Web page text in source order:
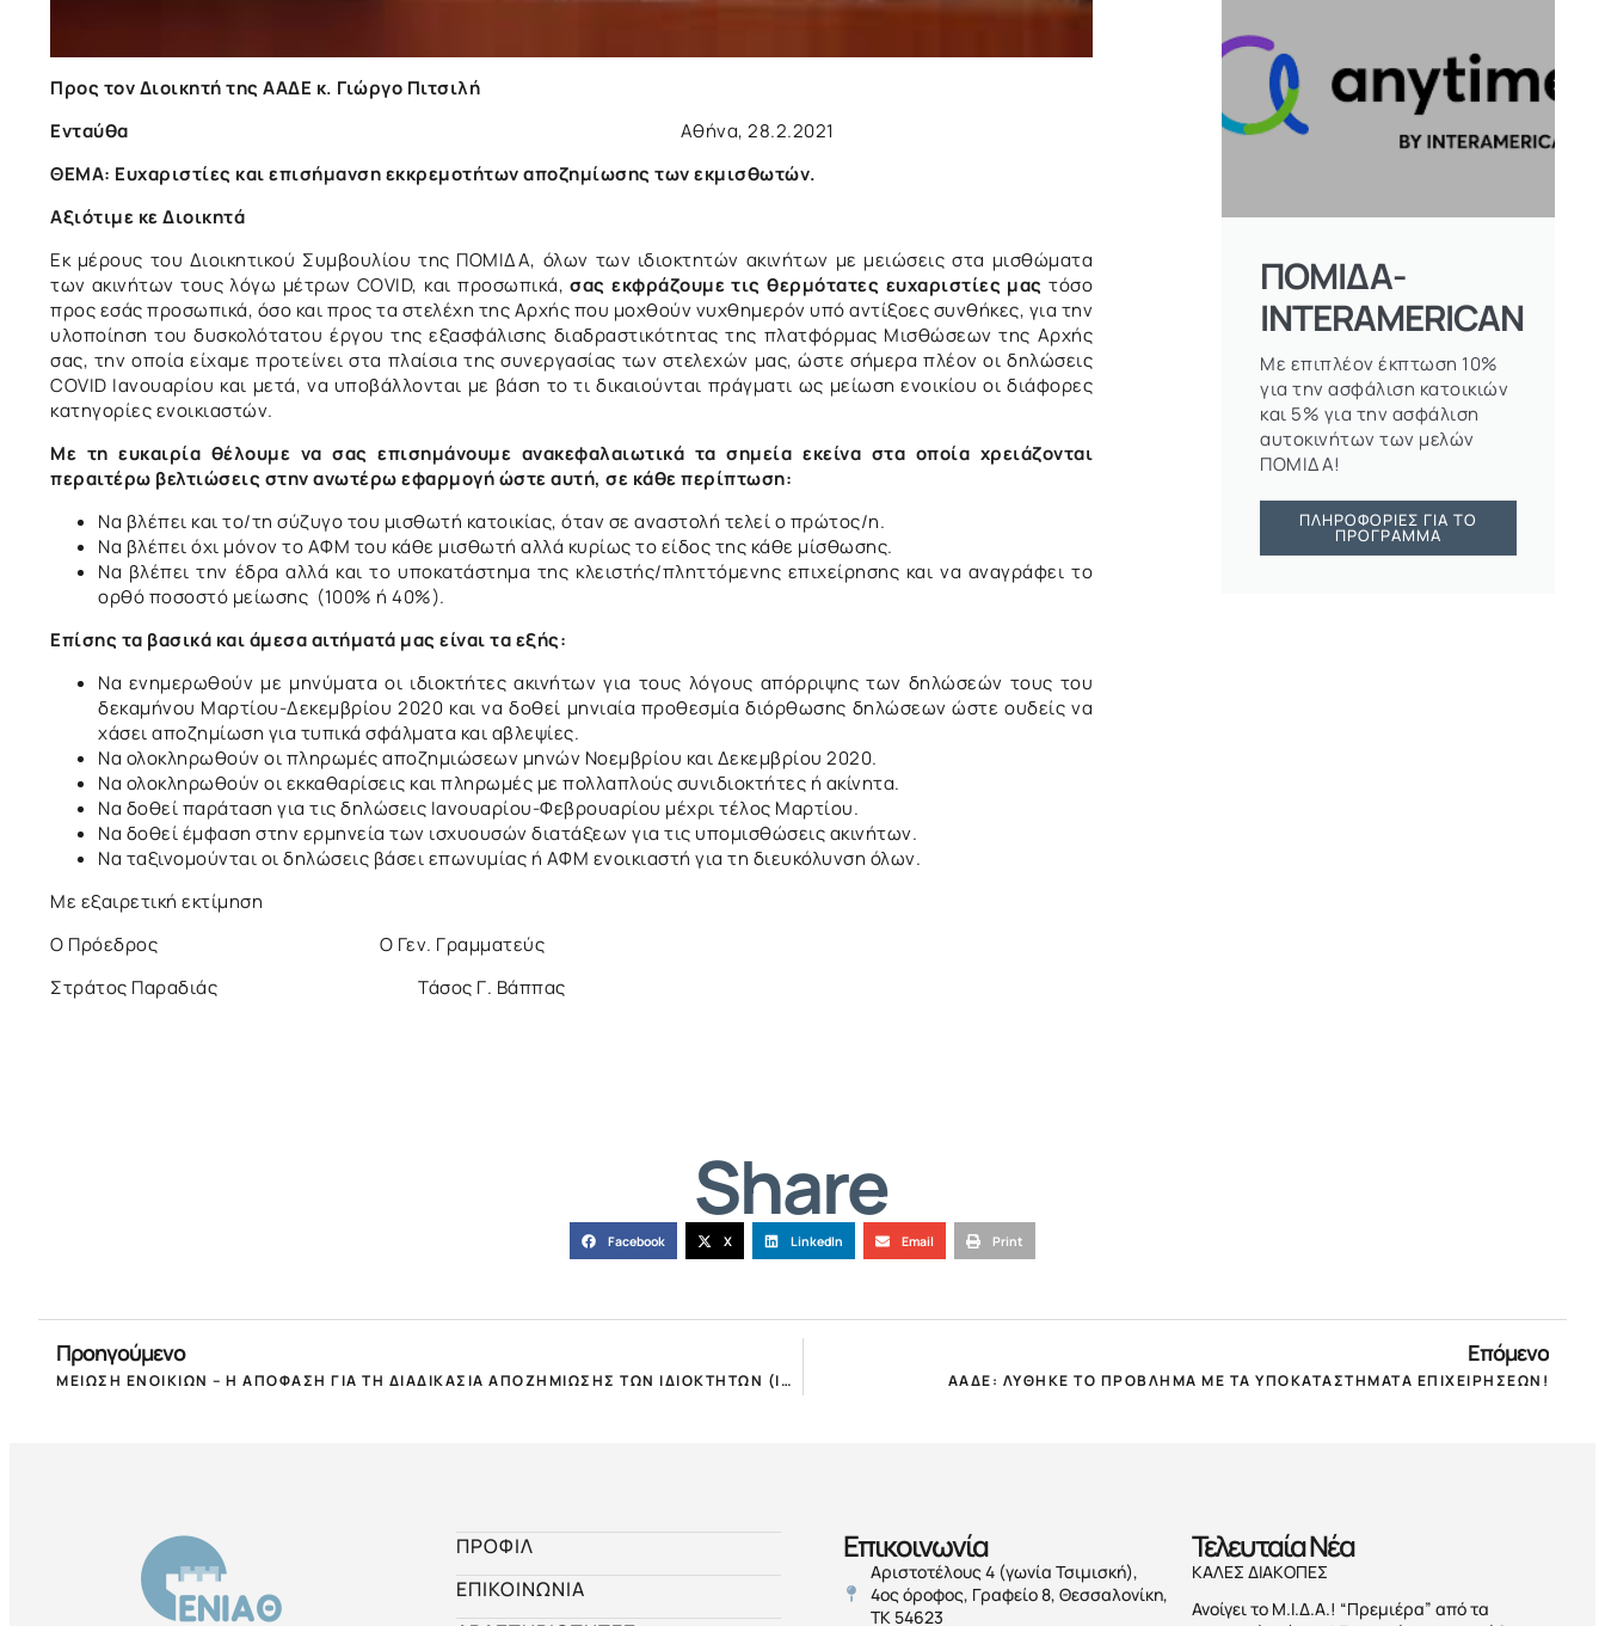
Προς τον Διοικητή της ΑΑΔΕ κ. Γιώργο Πιτσιλή
Ενταύθα Αθήνα, 28.2.2021
ΘΕΜΑ: Ευχαριστίες και επισήμανση εκκρεμοτήτων αποζημίωσης των εκμισθωτών.
Αξιότιμε κε Διοικητά
Εκ μέρους του Διοικητικού Συμβουλίου της ΠΟΜΙΔΑ, όλων των ιδιοκτητών ακινήτων με μειώσεις στα μισθώματα
των ακινήτων τους λόγω μέτρων COVID, και προσωπικά,σας εκφράζουμε τις θερμότατες ευχαριστίες μας τόσο
προς εσάς προσωπικά, όσο και προς τα στελέχη της Αρχής που μοχθούν νυχθημερόν υπό αντίξοες συνθήκες, για την
υλοποίηση του δυσκολότατου έργου της εξασφάλισης διαδραστικότητας της πλατφόρμας Μισθώσεων της Αρχής
σας, την οποία είχαμε προτείνει στα πλαίσια της συνεργασίας των στελεχών μας, ώστε σήμερα πλέον οι δηλώσεις
COVID Ιανουαρίου και μετά, να υποβάλλονται με βάση το τι δικαιούνται πράγματι ως μείωση ενοικίου οι διάφορες
κατηγορίες ενοικιαστών.
Με τη ευκαιρία θέλουμε να σας επισημάνουμε ανακεφαλαιωτικά τα σημεία εκείνα στα οποία χρειάζονται
περαιτέρω βελτιώσεις στην ανωτέρω εφαρμογή ώστε αυτή, σε κάθε περίπτωση:
Να βλέπει και το/τη σύζυγο του μισθωτή κατοικίας, όταν σε αναστολή τελεί ο πρώτος/η.
Να βλέπει όχι μόνον το ΑΦΜ του κάθε μισθωτή αλλά κυρίως το είδος της κάθε μίσθωσης.
Να βλέπει την έδρα αλλά και το υποκατάστημα της κλειστής/πληττόμενης επιχείρησης και να αναγράφει το
ορθό ποσοστό μείωσης (100% ή 40%).
Επίσης τα βασικά και άμεσα αιτήματά μας είναι τα εξής:
Να ενημερωθούν με μηνύματα οι ιδιοκτήτες ακινήτων για τους λόγους απόρριψης των δηλώσεών τους του
δεκαμήνου Μαρτίου-Δεκεμβρίου 2020 και να δοθεί μηνιαία προθεσμία διόρθωσης δηλώσεων ώστε ουδείς να
χάσει αποζημίωση για τυπικά σφάλματα και αβλεψίες.
Να ολοκληρωθούν οι πληρωμές αποζημιώσεων μηνών Νοεμβρίου και Δεκεμβρίου 2020.
Να ολοκληρωθούν οι εκκαθαρίσεις και πληρωμές με πολλαπλούς συνιδιοκτήτες ή ακίνητα.
Να δοθεί παράταση για τις δηλώσεις Ιανουαρίου-Φεβρουαρίου μέχρι τέλος Μαρτίου.
Να δοθεί έμφαση στην ερμηνεία των ισχυουσών διατάξεων για τις υπομισθώσεις ακινήτων.
Να ταξινομούνται οι δηλώσεις βάσει επωνυμίας ή ΑΦΜ ενοικιαστή για τη διευκόλυνση όλων.
Με εξαιρετική εκτίμηση
Ο Πρόεδρος Ο Γεν. Γραμματεύς
Στράτος Παραδιάς Τάσος Γ. Βάππας
ΠΟΜΙΔΑ-
INTERAMERICAN
Με επιπλέον έκπτωση 10%
για την ασφάλιση κατοικιών
και 5% για την ασφάλιση
αυτοκινήτων των μελών
ΠΟΜΙΔΑ!
ΠΛΗΡΟΦΟΡΊΕΣ ΓΙΑ ΤΟ
ΠΡΌΓΡΑΜΜΑ
Share
Facebook X LinkedIn Email Print
Προηγούμενο
ΜΕΙΩΣΗ ΕΝΟΙΚΙΩΝ – Η ΑΠΟΦΑΣΗ ΓΙΑ ΤΗ ΔΙΑΔΙΚΑΣΙΑ ΑΠΟΖΗΜΙΩΣΗΣ ΤΩΝ ΙΔΙΟΚΤΗΤΩΝ (ΙΑΝ-ΦΕΒΡ.)!
Επόμενο
ΑΑΔΕ: ΛΥΘΗΚΕ ΤΟ ΠΡΟΒΛΗΜΑ ΜΕ ΤΑ ΥΠΟΚΑΤΑΣΤΗΜΑΤΑ ΕΠΙΧΕΙΡΗΣΕΩΝ!
ΠΡΟΦΙΛ
ΕΠΙΚΟΙΝΩΝΙΑ
Επικοινωνία
Αριστοτέλους 4 (γωνία Τσιμισκή),
4ος όροφος, Γραφείο 8, Θεσσαλονίκη,
ΤΚ 54623
Τελευταία Nέα
ΚΑΛΕΣ ΔΙΑΚΟΠΕΣ
Ανοίγει το Μ.Ι.Δ.Α.! “Πρεμιέρα” από τα